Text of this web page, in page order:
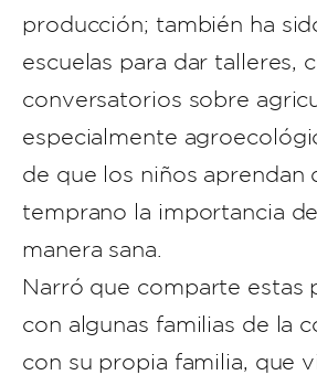
producción; también ha
escuelas para dar talleres,
conversatorios sobre
especialmente
de que los niños aprendan
temprano la importancia
manera sana.
Narró que comparte estas
con algunas familias de la
con su propia familia, que